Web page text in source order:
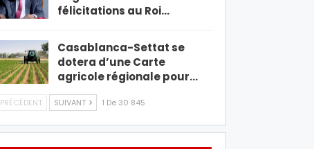
félicitations au Roi…
Casablanca-Settat se
dotera d’une Carte
agricole régionale pour…
PRÉCÉDENT SUIVANT 1 De 30 845